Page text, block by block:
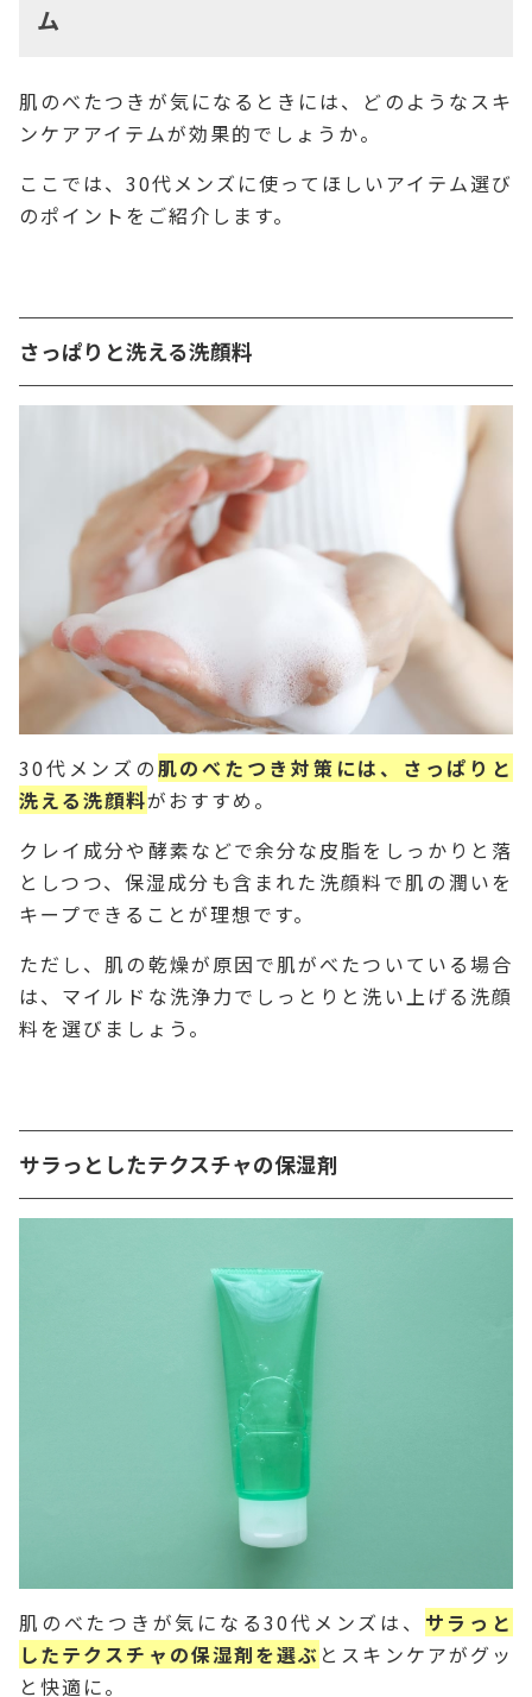
ム
肌のべたつきが気になるときには、どのようなスキ
ンケアアイテムが効果的でしょうか。
ここでは、30代メンズに使ってほしいアイテム選び
のポイントをご紹介します。
さっぱりと洗える洗顔料
30代メンズの肌のべたつき対策には、さっぱりと
洗える洗顔料がおすすめ。
クレイ成分や酵素などで余分な皮脂をしっかりと落
としつつ、保湿成分も含まれた洗顔料で肌の潤いを
キープできることが理想です。
ただし、肌の乾燥が原因で肌がべたついている場合
は、マイルドな洗浄力でしっとりと洗い上げる洗顔
料を選びましょう。
サラっとしたテクスチャの保湿剤
肌のべたつきが気になる30代メンズは、 サラっと
したテクスチャの保湿剤を選ぶ とスキンケアがグッ
と快適に。